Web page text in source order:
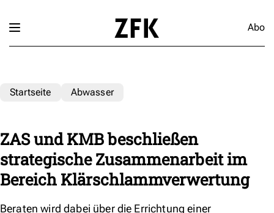
Abo
Startseite Abwasser
ZAS und KMB beschließen
strategische Zusammenarbeit im
Bereich Klärschlammverwertung
Beraten wird dabei über die Errichtung einer